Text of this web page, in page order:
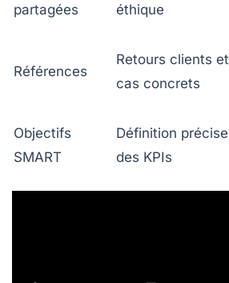
partagées
éthique
Références
Retours clients et
cas concrets
Objectifs
SMART
Définition précise
des KPIs